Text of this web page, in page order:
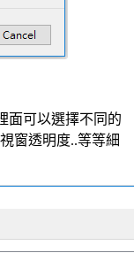
面可以選擇不同的
窗透明度..等等細